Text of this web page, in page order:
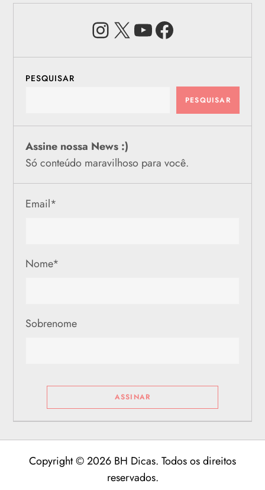
Instagram
X Youtube
PESQUISAR
PESQUISAR
Assine nossa News :)
Só conteúdo maravilhoso para você.
Email*
Nome*
Sobrenome
Copyright © 2026 BH Dicas. Todos os direitos
reservados.